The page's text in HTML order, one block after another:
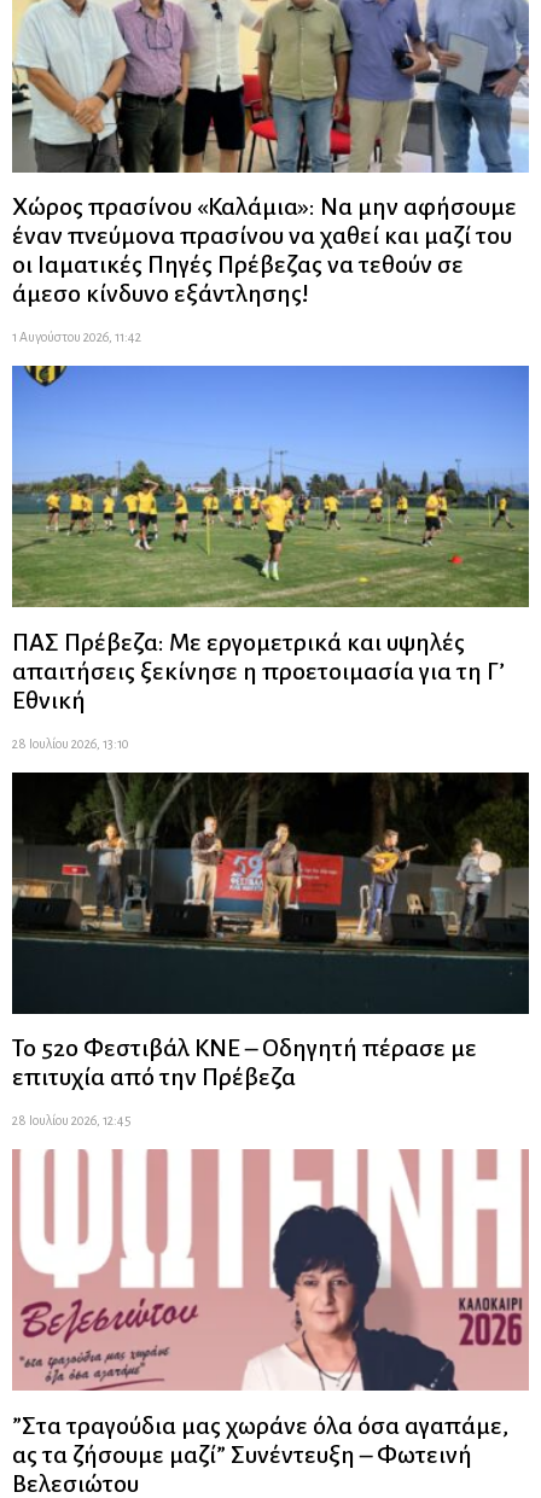
Χώρος πρασίνου «Καλάμια»: Να μην αφήσουμε
έναν πνεύμονα πρασίνου να χαθεί και μαζί του
οι Ιαματικές Πηγές Πρέβεζας να τεθούν σε
άμεσο κίνδυνο εξάντλησης!
1 Αυγούστου 2026, 11:42
ΠΑΣ Πρέβεζα: Με εργομετρικά και υψηλές
απαιτήσεις ξεκίνησε η προετοιμασία για τη Γ’
Εθνική
28 Ιουλίου 2026, 13:10
Το 52ο Φεστιβάλ ΚΝΕ – Οδηγητή πέρασε με
επιτυχία από την Πρέβεζα
28 Ιουλίου 2026, 12:45
”Στα τραγούδια μας χωράνε όλα όσα αγαπάμε,
ας τα ζήσουμε μαζί” Συνέντευξη – Φωτεινή
Βελεσιώτου